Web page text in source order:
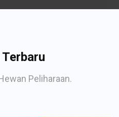
Peliharaan.